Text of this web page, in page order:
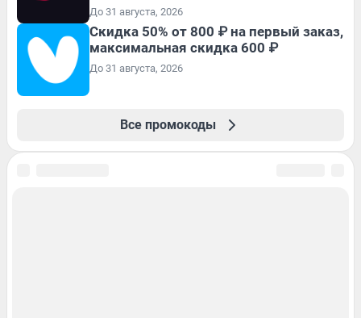
До 31 августа, 2026
Скидка 50% от 800 ₽ на первый заказ,
максимальная скидка 600 ₽
До 31 августа, 2026
Все промокоды